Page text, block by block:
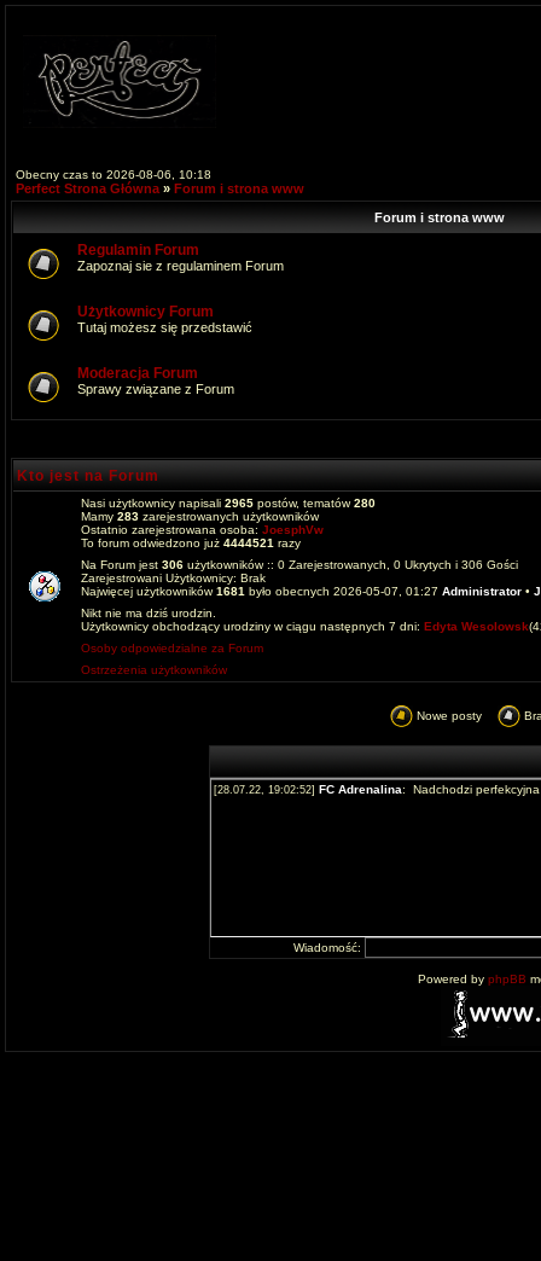
Obecny czas to 2026-08-06, 10:18
Perfect Strona Główna » Forum i strona www
Forum i strona www
Regulamin Forum
Zapoznaj sie z regulaminem Forum
Użytkownicy Forum
Tutaj możesz się przedstawić
Moderacja Forum
Sprawy związane z Forum
Kto jest na Forum
Nasi użytkownicy napisali 2965 postów, tematów280
Mamy 283 zarejestrowanych użytkowników
Ostatnio zarejestrowana osoba: JoesphVw
To forum odwiedzono już 4444521 razy
Na Forum jest 306 użytkowników :: 0 Zarejestrowanych, 0 Ukrytych i 306 Gości
Zarejestrowani Użytkownicy: Brak
Najwięcej użytkowników1681 było obecnych 2026-05-07, 01:27 Administrator •
Nikt nie ma dziś urodzin.
Użytkownicy obchodzący urodziny w ciągu następnych 7 dni: Edyta Wesolowsk
Osoby odpowiedzialne za Forum
Ostrzeżenia użytkowników
Nowe posty
Wiadomość:
Powered by phpBB